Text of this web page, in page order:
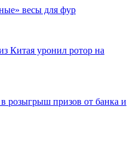
весы для фур
Китая уронил ротор на
розыгрыш призов от банка и